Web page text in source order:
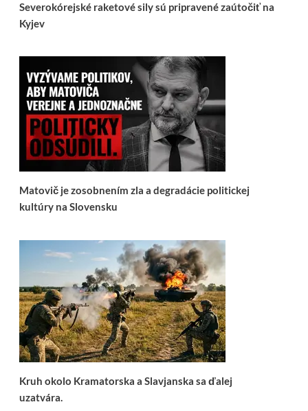
Severokórejské raketové sily sú pripravené zaútočiť na
Kyjev
Matovič je zosobnením zla a degradácie politickej
kultúry na Slovensku
Kruh okolo Kramatorska a Slavjanska sa ďalej
uzatvára.